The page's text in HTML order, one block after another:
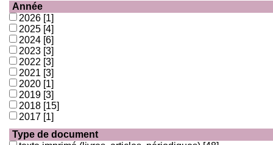
Année
2026 [1]
2025 [4]
2024 [6]
2023 [3]
2022 [3]
2021 [3]
2020 [1]
2019 [3]
2018 [15]
2017 [1]
Type de document